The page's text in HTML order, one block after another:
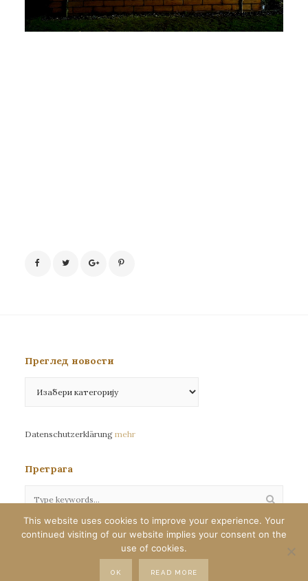
Преглед новости
новости
Datenschutzerklärung mehr
Претрага
Сва права задржана©eparhija-nemacka.com
Илустрације : Јелена Јефтић
This website uses cookies to improve your experience. Your
continued visiting of our website implies your consent on the
use of cookies.
OK READ MORE